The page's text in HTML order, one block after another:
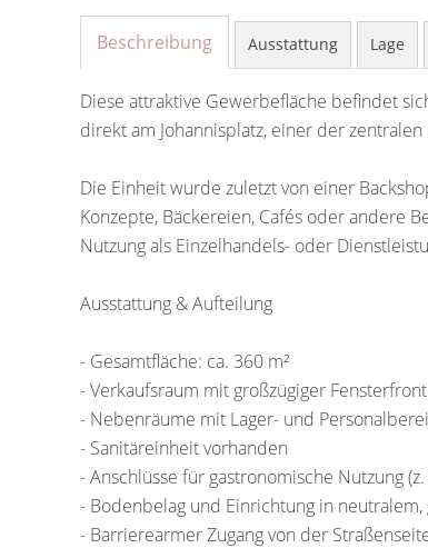
Beschreibung Ausstattung Lage
Diese attraktive Gewerbefläche befindet
direkt am Johannisplatz, einer der
Die Einheit wurde zuletzt von einer
Konzepte, Bäckereien, Cafés oder andere
Nutzung als Einzelhandels- oder
Ausstattung & Aufteilung
- Gesamtfläche: ca. 360 m²
- Verkaufsraum mit großzügiger
- Nebenräume mit Lager- und
- Sanitäreinheit vorhanden
- Anschlüsse für gastronomische Nutzung
- Bodenbelag und Einrichtung in neutralem,
- Barrierearmer Zugang von der